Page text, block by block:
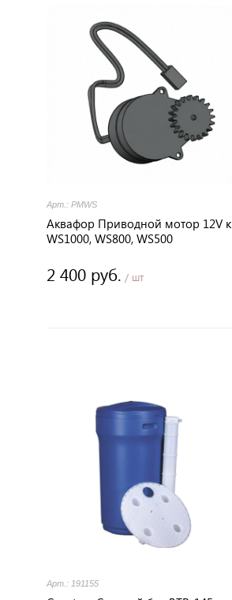
Арт.: PMWS
Аквафор Приводной мотор 12V к
WS1000, WS800, WS500
2 400 руб. / шт
Арт.: 191155